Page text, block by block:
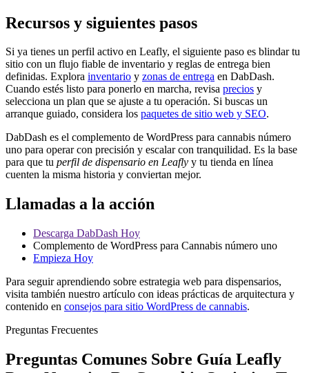
Recursos y siguientes pasos
Si ya tienes un perfil activo en Leafly, el siguiente paso es blindar tu
sitio con un flujo fiable de inventario y reglas de entrega bien
definidas. Explora inventario y zonas de entrega en DabDash.
Cuando estés listo para ponerlo en marcha, revisa precios y
selecciona un plan que se ajuste a tu operación. Si buscas un
arranque guiado, considera los paquetes de sitio web y SEO.
DabDash es el complemento de WordPress para cannabis número
uno para operar con precisión y escalar con tranquilidad. Es la base
para que tu perfil de dispensario en Leafly y tu tienda en línea
cuenten la misma historia y conviertan mejor.
Llamadas a la acción
Descarga DabDash Hoy
Complemento de WordPress para Cannabis número uno
Empieza Hoy
Para seguir aprendiendo sobre estrategia web para dispensarios,
visita también nuestro artículo con ideas prácticas de arquitectura y
contenido en consejos para sitio WordPress de cannabis.
Preguntas Frecuentes
Preguntas Comunes Sobre Guía Leafly